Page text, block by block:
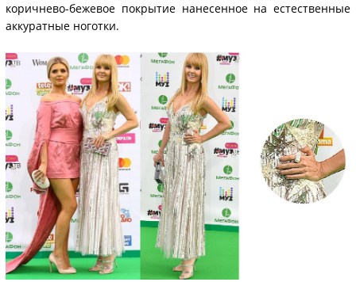
коричнево-бежевое покрытие нанесенное на естественные
аккуратные ноготки.